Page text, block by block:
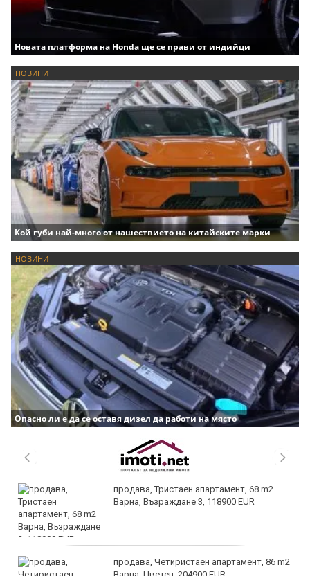
Новата платформа на Honda ще се прави от индийци
НОВИНИ
Кой губи най-много от нашествието на китайските марки
НОВИНИ
Опасно ли е да се оставя дизел да работи на място
продава, Тристаен апартамент, 68 m2
Варна, Възраждане 3, 118900 EUR
продава, Четиристаен апартамент, 86 m2